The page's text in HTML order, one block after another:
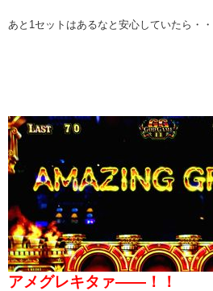
あと1セットはあるなと安心していたら・・
アメグレキタァ――！！